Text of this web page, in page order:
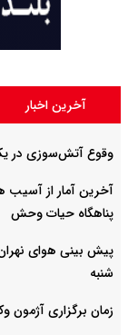
آخرین اخبار
وقوع آتش‌سوزی در
پناهگاه حیات وحش
شنبه
زمان برگزاری آژمون وکالت ۱۴۰۵